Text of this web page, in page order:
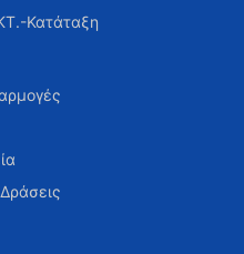
Κατάταξη